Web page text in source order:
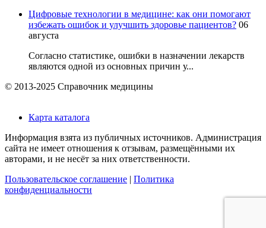
Цифровые технологии в медицине: как они помогают
избежать ошибок и улучшить здоровье пациентов? 06
августа
Согласно статистике, ошибки в назначении лекарств
являются одной из основных причин у...
© 2013-2025 Справочник медицины
Карта каталога
Информация взята из публичных источников. Администрация
сайта не имеет отношения к отзывам, размещёнными их
авторами, и не несёт за них ответственности.
Пользовательское соглашение | Политика
конфиденциальности